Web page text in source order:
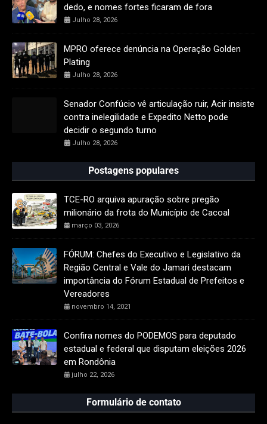
dedo, e nomes fortes ficaram de fora
Julho 28, 2026
MPRO oferece denúncia na Operação Golden
Plating
Julho 28, 2026
Senador Confúcio vê articulação ruir, Acir insiste
contra inelegilidade e Expedito Netto pode
decidir o segundo turno
Julho 28, 2026
Postagens populares
TCE-RO arquiva apuração sobre pregão
milionário da frota do Município de Cacoal
março 03, 2026
FÓRUM: Chefes do Executivo e Legislativo da
Região Central e Vale do Jamari destacam
importância do Fórum Estadual de Prefeitos e
Vereadores
novembro 14, 2021
Confira nomes do PODEMOS para deputado
estadual e federal que disputam eleições 2026
em Rondônia
julho 22, 2026
Formulário de contato